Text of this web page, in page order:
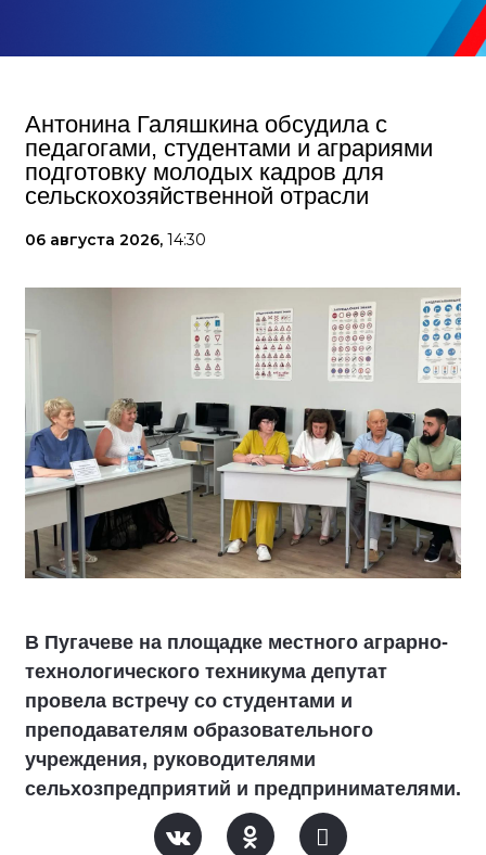
Антонина Галяшкина обсудила с
педагогами, студентами и аграриями
подготовку молодых кадров для
сельскохозяйственной отрасли
06 августа 2026, 14:30
В Пугачеве на площадке местного аграрно-
технологического техникума депутат
провела встречу со студентами и
преподавателям образовательного
учреждения, руководителями
сельхозпредприятий и предпринимателями.